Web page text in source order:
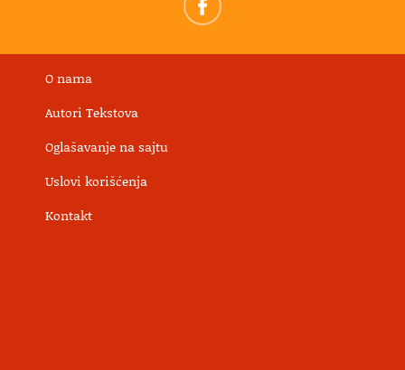
O nama
Autori Tekstova
Oglašavanje na sajtu
Uslovi korišćenja
Kontakt